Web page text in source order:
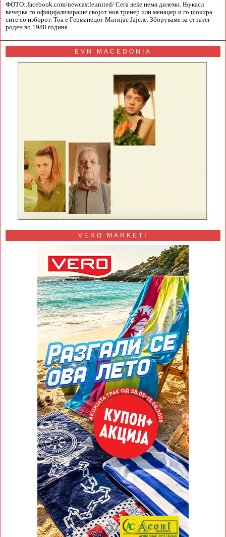
ФОТО:.facebook.com/newcastleunited/ Сега веќе нема дилеми. Њукасл
вечерва го официјализираше својот нов тренер или менаџер и го шокира
сите со изборот. Тоа е Германецот Матијас Јајсле. Зборуваме за стратег
роден во 1988 година
EVN MACEDONIA
VERO MARKETI